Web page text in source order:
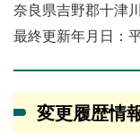
奈良県吉野郡十津
最終更新年月日：
変更履歴情